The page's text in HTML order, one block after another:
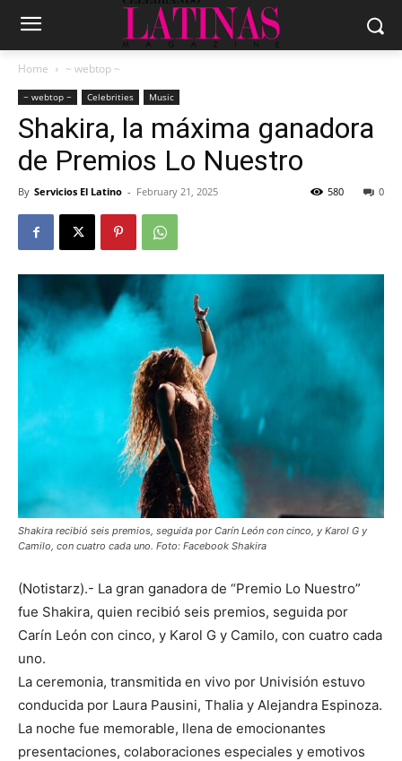
Home ~ webtop ~
~ webtop ~ Celebrities Music
Shakira, la máxima ganadora
de Premios Lo Nuestro
By Servicios El Latino - February 21, 2025 0
580
Shakira recibió seis premios, seguida por Carín León con cinco, y Karol G y
Camilo, con cuatro cada uno. Foto: Facebook Shakira
(Notistarz).- La gran ganadora de “Premio Lo Nuestro”
fue Shakira, quien recibió seis premios, seguida por
Carín León con cinco, y Karol G y Camilo, con cuatro cada
uno.
La ceremonia, transmitida en vivo por Univisión estuvo
conducida por Laura Pausini, Thalia y Alejandra Espinoza.
La noche fue memorable, llena de emocionantes
presentaciones, colaboraciones especiales y emotivos